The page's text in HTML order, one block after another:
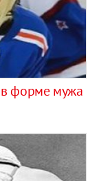
в форме мужа